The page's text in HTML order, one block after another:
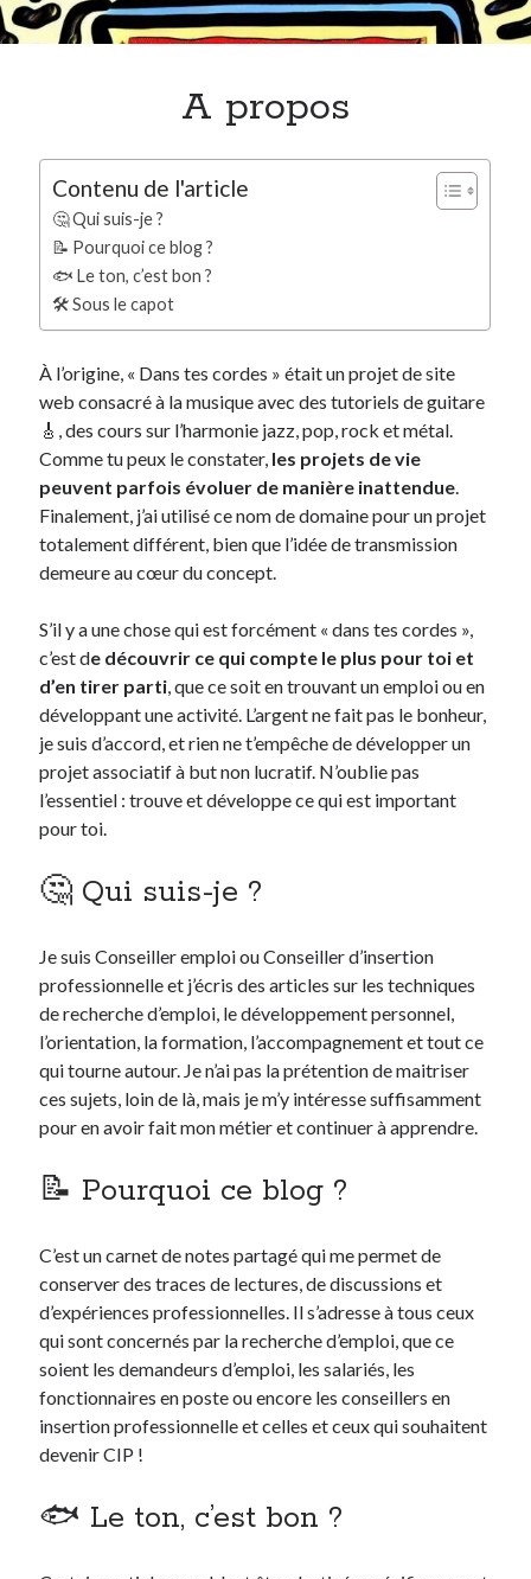
Rechercher
OK
Articles récents
Les savoir-être : un écosystème de compétences interdépendantes
Gérer son stress : la compétence clés pour les savoir-être
Les savoir-être professionnels (compétences comportementales)
A propos
Contenu de l'article
🤔 Qui suis-je ?
📝 Pourquoi ce blog ?
🐟 Le ton, c’est bon ?
🛠️ Sous le capot
À l’origine, « Dans tes cordes » était un projet de site
web consacré à la musique avec des tutoriels de guitare
🎸, des cours sur l’harmonie jazz, pop, rock et métal.
Comme tu peux le constater, les projets de vie
peuvent parfois évoluer de manière inattendue.
Finalement, j’ai utilisé ce nom de domaine pour un projet
totalement différent, bien que l’idée de transmission
demeure au cœur du concept.
S’il y a une chose qui est forcément « dans tes cordes »,
c’est de découvrir ce qui compte le plus pour toi et
d’en tirer parti, que ce soit en trouvant un emploi ou en
développant une activité. L’argent ne fait pas le bonheur,
je suis d’accord, et rien ne t’empêche de développer un
projet associatif à but non lucratif. N’oublie pas
l’essentiel : trouve et développe ce qui est important
pour toi.
🤔 Qui suis-je ?
Je suis Conseiller emploi ou Conseiller d’insertion
professionnelle et j’écris des articles sur les techniques
de recherche d’emploi, le développement personnel,
l’orientation, la formation, l’accompagnement et tout ce
qui tourne autour. Je n’ai pas la prétention de maitriser
ces sujets, loin de là, mais je m’y intéresse suffisamment
pour en avoir fait mon métier et continuer à apprendre.
📝 Pourquoi ce blog ?
C’est un carnet de notes partagé qui me permet de
conserver des traces de lectures, de discussions et
d’expériences professionnelles. Il s’adresse à tous ceux
qui sont concernés par la recherche d’emploi, que ce
soient les demandeurs d’emploi, les salariés, les
fonctionnaires en poste ou encore les conseillers en
insertion professionnelle et celles et ceux qui souhaitent
devenir CIP !
🐟 Le ton, c’est bon ?